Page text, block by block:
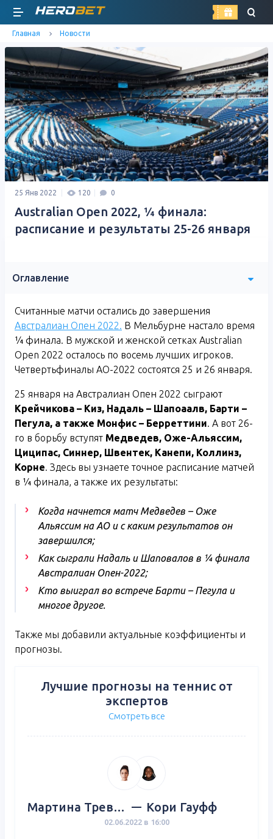
найти
Главная Новости
25 Янв 2022 120 0
Australian Open 2022, ¼ финала:
расписание и результаты 25-26 января
Оглавление
Считанные матчи остались до завершения
Австралиан Опен 2022. В Мельбурне настало время
¼ финала. В мужской и женской сетках Australian
Open 2022 осталось по восемь лучших игроков.
Четвертьфиналы АО-2022 состоятся 25 и 26 января.
25 января на Австралиан Опен 2022 сыграют
Крейчикова – Киз, Надаль – Шапоаалв, Барти –
Пегула, а также Монфис – Берреттини. А вот 26-
го в борьбу вступят Медведев, Оже-Альяссим,
Циципас, Синнер, Швентек, Канепи, Коллинз,
Корне. Здесь вы узнаете точное расписание матчей
в ¼ финала, а также их результаты:
Когда начнется матч Медведев – Оже
Альяссим на АО и с каким результатов он
завершился;
Как сыграли Надаль и Шаповалов в ¼ финала
Австралиан Опен-2022;
Кто выиграл во встрече Барти – Пегула и
многое другое.
Также мы добавили актуальные коэффициенты и
прогнозы.
Лучшие прогнозы на теннис от
экспертов
Смотреть все
Мартина Тревизан Кори Гауфф
02.06.2022 в 16:00